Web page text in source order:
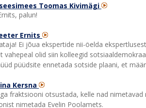
Toomas Kivimägi
palun!
Ernits
Ei jõua ekspertide nii-öelda
vahepeal olid siin kolleegid
püüdsite ennetada sotside plaani, et
Kersna
fraktsiooni otsustada, kelle nad
nimetada Evelin Poolamets.